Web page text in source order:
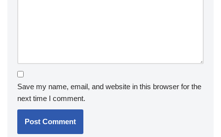
Save my name, email, and website in this browser for the
next time I comment.